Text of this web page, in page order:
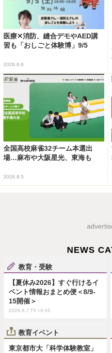
医療✕消防、縫合デモやAED講
習も「おしごと体験博」9/5
2026.8.6
全国高校麻雀32チーム本選出
場…麻布や大阪星光、東海も
2026.8.5
NEWS
教育・受験
【夏休み2026】すぐ行けるイ
ベント情報おまとめ便＜8/9-
15開催＞
2026.8.7 Fri 19:45
教育イベント
東京都市大「科学体験教室」